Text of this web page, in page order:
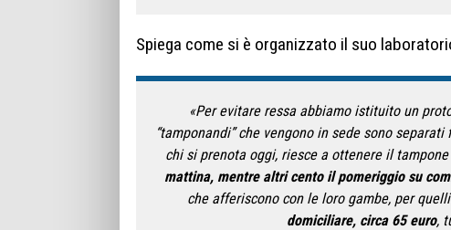
Spiega come si è organizzato il suo
«Per evitare ressa abbiamo istituito un
“tamponandi” che vengono in sede sono
chi si prenota oggi, riesce a ottenere il
mattina, mentre altri cento il pomeriggio su
che afferiscono con le loro gambe, per
domiciliare, circa 65 euro,